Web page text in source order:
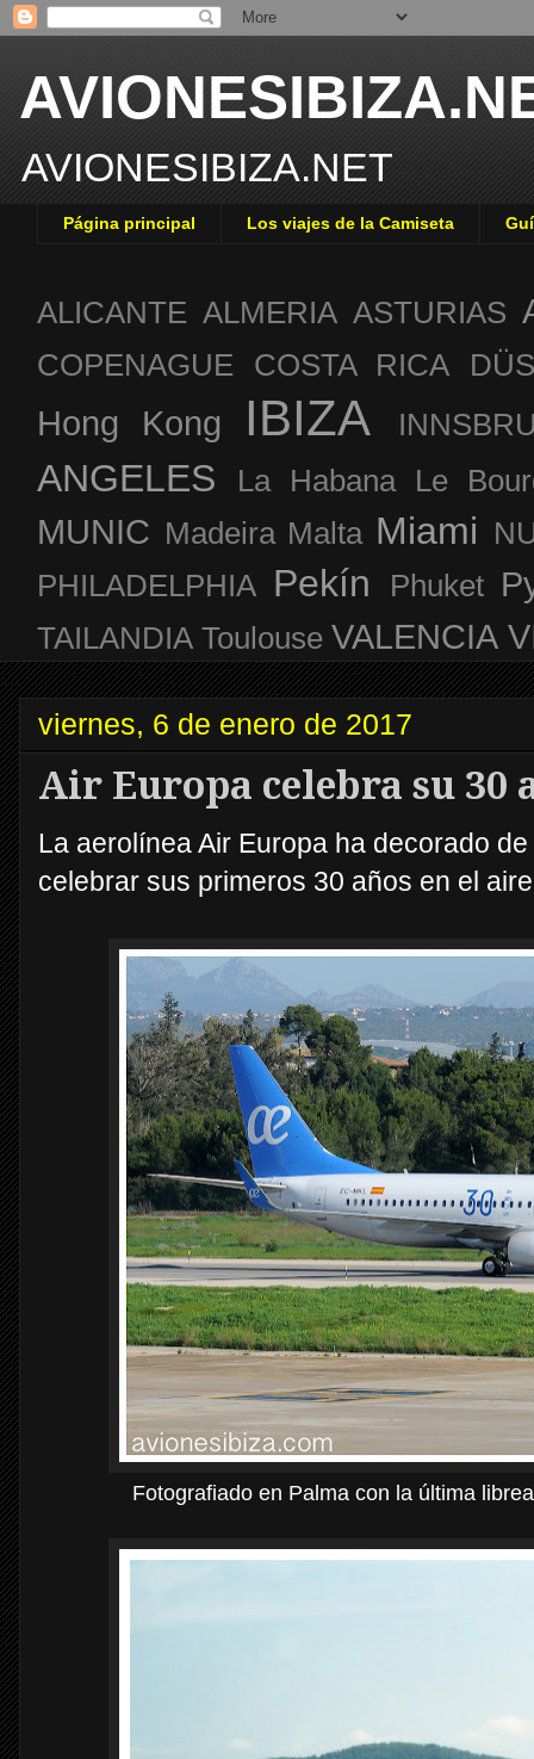
AVIONESIBIZA.NET
Página principal Los viajes de la Camiseta
ALICANTE ALMERIA ASTURIAS
COPENAGUE COSTA RICA
Hong Kong IBIZA
ANGELES La Habana Le
MUNIC Madeira Malta Miami
PHILADELPHIA Pekín Phuket
TAILANDIA Toulouse VALENCIA
viernes, 6 de enero de 2017
Air Europa celebra su 30
La aerolínea Air Europa ha decorado
celebrar sus primeros 30 años en el
Fotografiado en Palma con la última